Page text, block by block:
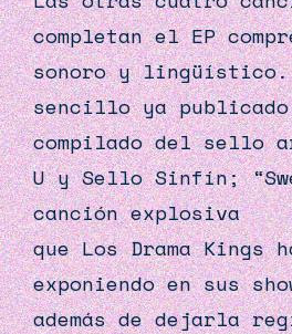
completan el EP
sonoro y lingüístico.
sencillo ya
compilado del sello
U y Sello Sinfín;
canción explosiva
queLos Drama Kings
exponiendo en sus
además de dejarla